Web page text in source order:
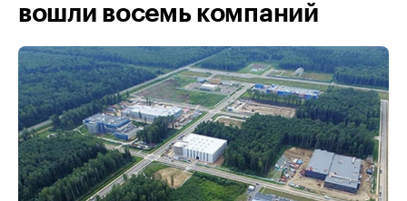
вошли восемь компаний